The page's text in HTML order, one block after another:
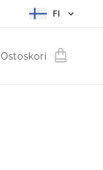
FI
Ostoskori